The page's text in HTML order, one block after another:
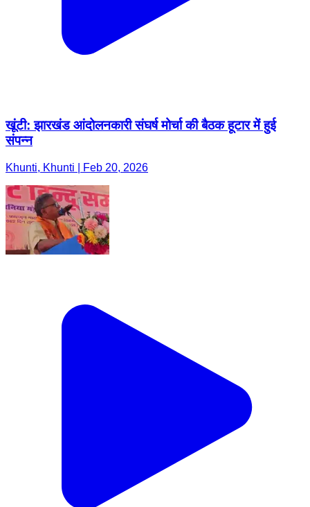
खूंटी: झारखंड आंदोलनकारी संघर्ष मोर्चा की बैठक हूटार में हुई
संपन्न
Khunti, Khunti | Feb 20, 2026